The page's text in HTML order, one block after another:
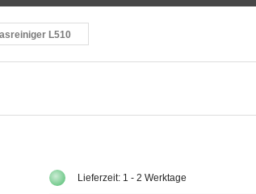
L510
Lieferzeit: 1 - 2 Werktage